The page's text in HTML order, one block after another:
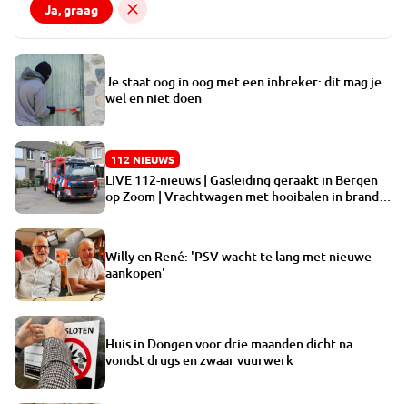
Ja, graag
Je staat oog in oog met een inbreker: dit mag je
wel en niet doen
112 NIEUWS
LIVE 112-nieuws | Gasleiding geraakt in Bergen
op Zoom | Vrachtwagen met hooibalen in brand in
Willy en René: 'PSV wacht te lang met nieuwe
aankopen'
Huis in Dongen voor drie maanden dicht na
vondst drugs en zwaar vuurwerk